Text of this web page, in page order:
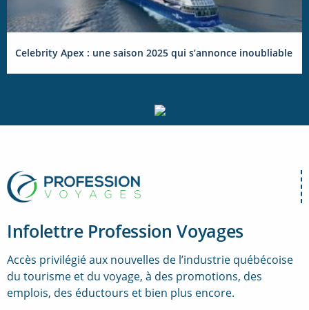
Celebrity Apex : une saison 2025 qui s’annonce inoubliable
Infolettre Profession Voyages
Accès privilégié aux nouvelles de l’industrie québécoise
du tourisme et du voyage, à des promotions, des
emplois, des éductours et bien plus encore.